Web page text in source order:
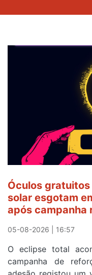
Óculos
solar esgotam
após campanha
05-08-2026 | 16:57
O eclipse total
campanha de